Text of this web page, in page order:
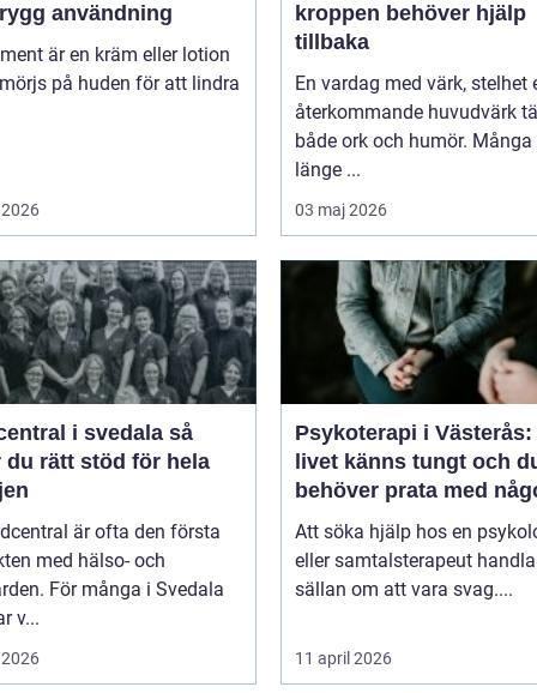
användning
är en kräm eller lotion
på huden för att lindra
kroppen behöver hjälp
tillbaka
En vardag med värk, stelhet
återkommande huvudvärk
både ork och humör. Många
länge ...
03 maj 2026
i svedala så
du rätt stöd för hela
är ofta den första
med hälso- och
För många i Svedala
v...
Psykoterapi i Västerås:
livet känns tungt och
behöver prata med
Att söka hjälp hos en
eller samtalsterapeut
sällan om att vara svag....
11 april 2026